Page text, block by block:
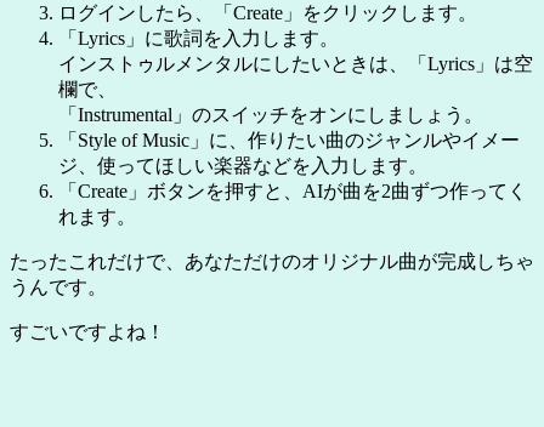
ログインしたら、「Create」をクリックします。
「Lyrics」に歌詞を入力します。
インストゥルメンタルにしたいときは、「Lyrics」は空
欄で、
「Instrumental」のスイッチをオンにしましょう。
「Style of Music」に、作りたい曲のジャンルやイメー
ジ、使ってほしい楽器などを入力します。
「Create」ボタンを押すと、AIが曲を2曲ずつ作ってく
れます。
たったこれだけで、あなただけのオリジナル曲が完成しちゃ
うんです。
すごいですよね！